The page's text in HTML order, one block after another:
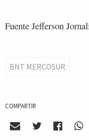
Fuente Jefferson
BNT MERCOSUR
COMPARTIR